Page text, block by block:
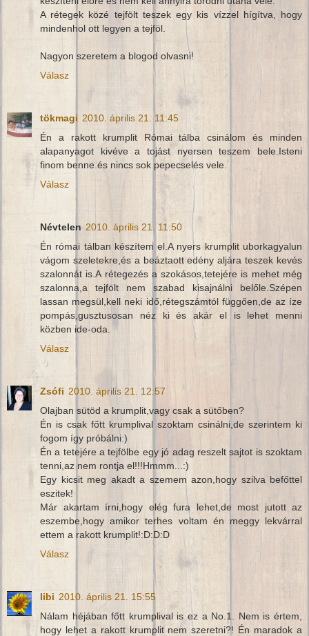
A rétegek közé tejfölt teszek egy kis vízzel hígítva, hogy
mindenhol ott legyen a tejföl.
Nagyon szeretem a blogod olvasni!
Válasz
tökmagi 2010. április 21. 11:45
Én a rakott krumplit Római tálba csinálom és minden
alapanyagot kivéve a tojást nyersen teszem bele.Isteni
finom benne.és nincs sok pepecselés vele.
Válasz
Névtelen 2010. április 21. 11:50
Én római tálban készítem el.A nyers krumplit uborkagyalun
vágom szeletekre,és a beáztaott edény aljára teszek kevés
szalonnát is.A rétegezés a szokásos,tetejére is mehet még
szalonna,a tejfölt nem szabad kisajnálni belőle.Szépen
lassan megsül,kell neki idő,rétegszámtól függően,de az íze
pompás,gusztusosan néz ki és akár el is lehet menni
közben ide-oda.
Válasz
Zsófi 2010. április 21. 12:57
Olajban sütöd a krumplit,vagy csak a sütőben?
Én is csak főtt krumplival szoktam csinálni,de szerintem ki
fogom így próbálni:)
Én a tetejére a tejfölbe egy jó adag reszelt sajtot is szoktam
tenni,az nem rontja el!!!Hmmm...:)
Egy kicsit meg akadt a szemem azon,hogy szilva befőttel
eszitek!
Már akartam írni,hogy elég fura lehet,de most jutott az
eszembe,hogy amikor terhes voltam én meggy lekvárral
ettem a rakott krumplit!:D:D:D
Válasz
libi 2010. április 21. 15:55
Nálam héjában főtt krumplival is ez a No.1. Nem is értem,
hogy lehet a rakott krumplit nem szeretni?! Én maradok a